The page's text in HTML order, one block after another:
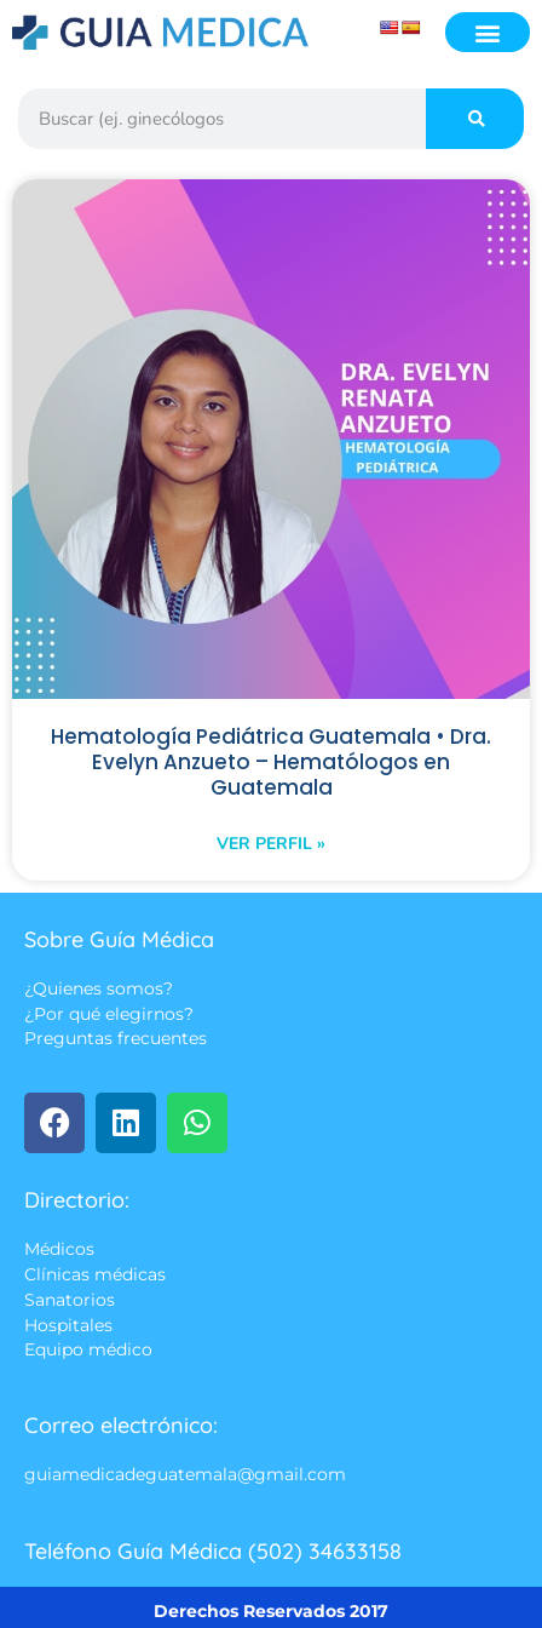
Hematología Pediátrica Guatemala • Dra.
Evelyn Anzueto – Hematólogos en
Guatemala
VER PERFIL »
Sobre Guía Médica
¿Quienes somos?
¿Por qué elegirnos?
Preguntas frecuentes
Directorio:
Médicos
Clínicas médicas
Sanatorios
Hospitales
Equipo médico
Correo electrónico:
guiamedicadeguatemala@gmail.com
Teléfono Guía Médica (502) 34633158
Derechos Reservados 2017